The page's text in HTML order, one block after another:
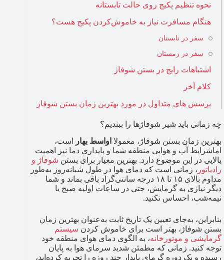
نحوه تنظیم پکیج روی حالت تابستانه
هنگام مسافرت نیاز به خاموش‌کردن پکیج هست؟
سفر در تابستان
سفر در زمستان
اشتباهات رایج در بستن شوفاژ
کلام آخر
پرسش های متداول در مورد بهترین زمان بستن شوفاژ
چه زمانی باید شیر شوفاژها را ببندیم؟
بهترین زمان بستن شوفاژ​، معمولا اواسط بهار
است،
اماشرایط آب و هوایی منطقه شما و پایداری دما نیز اهمیت
بالایی در این موضوع دارد. بهترین معیار برای بستن شوفاژ و
رادیاتور ، زمانی است که دمای هوا در طول شبانه‌روز به‌طور
مداوم بالای ۱۵ تا ۱۸ درجه سانتی‌گراد باقی بماند و شما
دیگر نیازی به گرمایش، حتی در ساعات اولیه صبح یا
نیمه‌شب، احساس نکنید.
بنابراین، به‌جای تعیین یک تاریخ ثابت به‌عنوان بهترین زمان
بستن شوفاژ​، بهتر است برای خاموش کردن سیستم
گرمایشی و موتورخانه، به الگوی دمای هوای منطقه خود
توجه کنید. زمانی که مطمئن شدید سرمای هوا به پایان
رسیده و یک دوره گرمای پایدار چند روزه را تجربه کرده‌اید،